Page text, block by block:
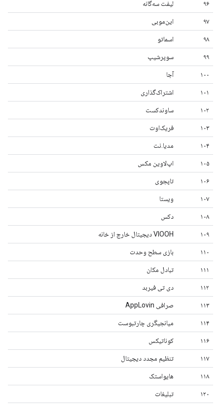
۹۶ لیفت سه‌گانه
۹۷ این‌موبی
۹۸ اسماتو
۹۹ سوپرشیپ
۱۰۰ آجا
۱۰۱ اشتراک‌گذاری
۱۰۲ ساوندکست
۱۰۳ فریک‌اوت
۱۰۴ مدیا.نت
۱۰۵ اپ‌لاوین مکس
۱۰۶ تاپجوی
۱۰۷ ویستا
۱۰۸ دکس
۱۰۹ VIOOH دیجیتال خارج از خانه
۱۱۰ بازی سطح وحدت
۱۱۱ تبادل مکان
۱۱۲ دی تی فیربد
۱۱۳ صرافی AppLovin
۱۱۴ میانجیگری چارتبوست
۱۱۶ کوناتیکس
۱۱۷ تنظیم مجدد دیجیتال
۱۱۸ هایو‌استک
۱۲۰ تبلیغات